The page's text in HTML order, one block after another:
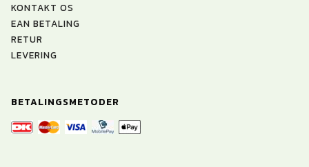
KONTAKT OS
EAN BETALING
RETUR
LEVERING
BETALINGSMETODER